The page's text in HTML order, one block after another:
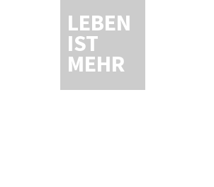
LEBEN
IST
MEHR